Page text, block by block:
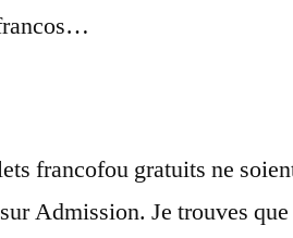
francofou gratuits ne
Admission. Je trouves que